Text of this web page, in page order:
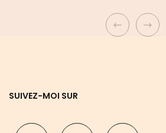
SUIVEZ-MOI SUR